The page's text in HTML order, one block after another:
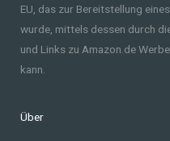
EU, das zur Bereitstellung
wurde, mittels dessen durch
und Links zu Amazon.de
kann.
Über